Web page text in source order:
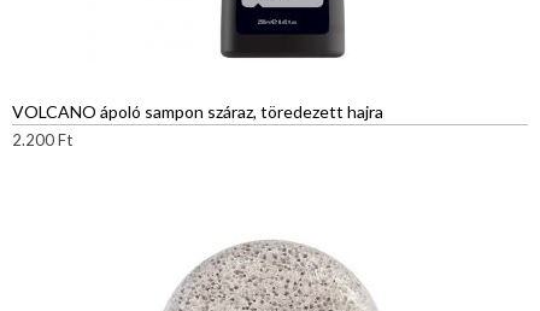
VOLCANO ápoló sampon száraz, töredezett hajra
2.200Ft